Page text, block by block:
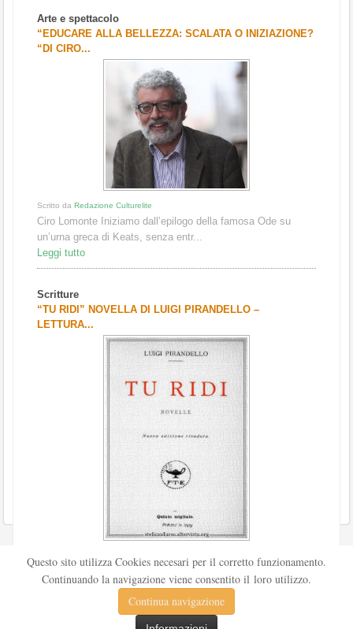
Arte e spettacolo
“EDUCARE ALLA BELLEZZA: SCALATA O INIZIAZIONE?
“DI CIRO...
Scritto da Redazione Culturelite
Ciro Lomonte Iniziamo dall’epilogo della famosa Ode su
un’urna greca di Keats, senza entr...
Leggi tutto
Scritture
“TU RIDI” NOVELLA DI LUIGI PIRANDELLO –
LETTURA...
Pubblicata nel 1912 sul «Corriere della sera», la novella Tu
ridi fu successivamente inserita nella ...
Questo sito utilizza Cookies necesari per il corretto funzionamento.
Continuando la navigazione viene consentito il loro utilizzo.
Continua navigazione